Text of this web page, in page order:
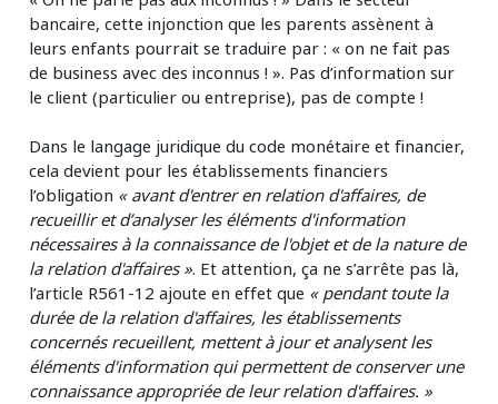
bancaire, cette injonction que les parents assènent à
leurs enfants pourrait se traduire par : « on ne fait pas
de business avec des inconnus ! ». Pas d’information sur
le client (particulier ou entreprise), pas de compte !
Dans le langage juridique du code monétaire et financier,
cela devient pour les établissements financiers
l’obligation « avant d'entrer en relation d'affaires, de
recueillir et d’analyser les éléments d'information
nécessaires à la connaissance de l'objet et de la nature de
la relation d'affaires ». Et attention, ça ne s’arrête pas là,
l’article R561-12 ajoute en effet que « pendant toute la
durée de la relation d'affaires, les établissements
concernés recueillent, mettent à jour et analysent les
éléments d'information qui permettent de conserver une
connaissance appropriée de leur relation d'affaires. »